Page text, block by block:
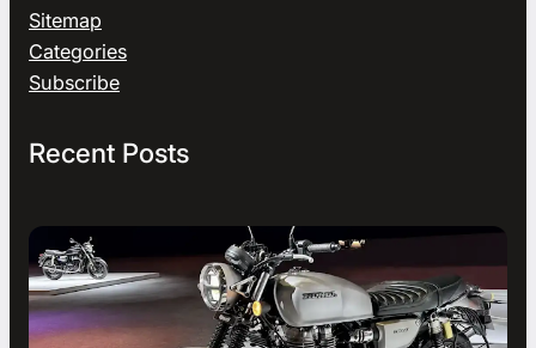
Sitemap
Categories
Subscribe
Recent Posts